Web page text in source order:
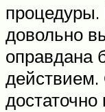
довольно
оправдана
действием.